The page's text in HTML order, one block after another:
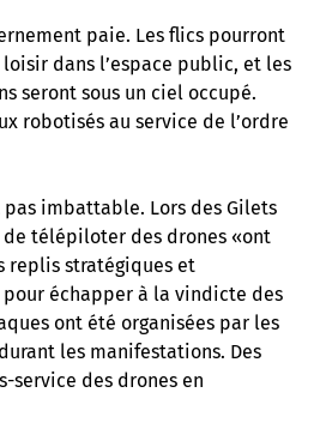
paie. Les flics pourront
dans l’espace public, et les
seront sous un ciel occupé.
robotisés au service de l’ordre
pas imbattable. Lors des Gilets
de télépiloter des drones «ont
replis stratégiques et
pour échapper à la vindicte des
ont été organisées par les
les manifestations. Des
service des drones en